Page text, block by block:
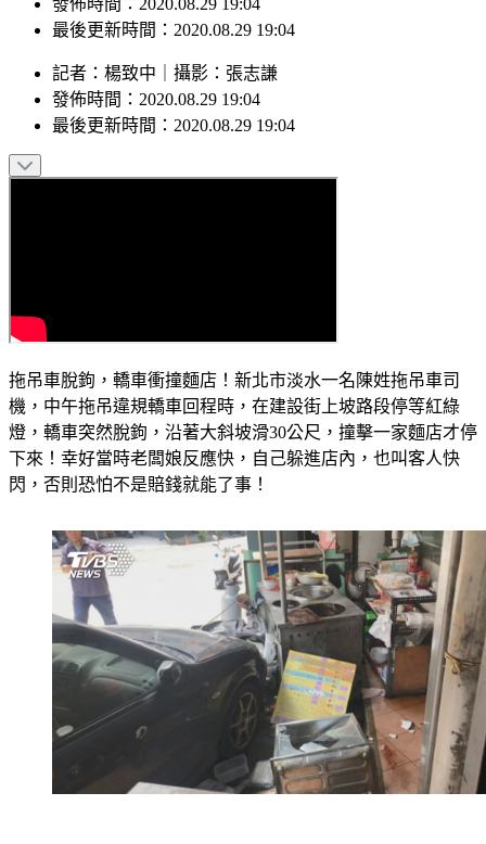
發佈時間：2020.08.29 19:04
最後更新時間：2020.08.29 19:04
記者 ： 楊致中 攝影 ： 張志謙
發佈時間： 2020.08.29 19:04
最後更新時間： 2020.08.29 19:04
拖吊車脫鉤，轎車衝撞麵店！新北市淡水一名陳姓拖吊車司
機，中午拖吊違規轎車回程時，在建設街上坡路段停等紅綠
燈，轎車突然脫鉤，沿著大斜坡滑30公尺，撞擊一家麵店才停
下來！幸好當時老闆娘反應快，自己躲進店內，也叫客人快
閃，否則恐怕不是賠錢就能了事！